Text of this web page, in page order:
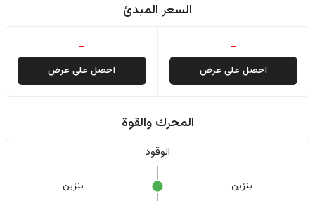
السعر المبدئ
-
احصل على عرض
-
احصل على عرض
المحرك والقوة
الوقود
بنزين بنزين